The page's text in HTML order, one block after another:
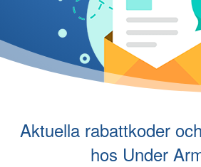
Aktuella rabattkoder
hos Under